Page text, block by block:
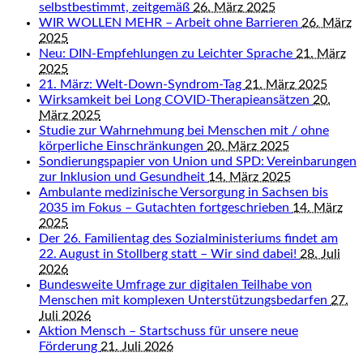
selbstbestimmt, zeitgemäß 26. März 2025
WIR WOLLEN MEHR – Arbeit ohne Barrieren 26. März
2025
Neu: DIN-Empfehlungen zu Leichter Sprache 21. März
2025
21. März: Welt-Down-Syndrom-Tag 21. März 2025
Wirksamkeit bei Long COVID-Therapieansätzen 20.
März 2025
Studie zur Wahrnehmung bei Menschen mit / ohne
körperliche Einschränkungen 20. März 2025
Sondierungspapier von Union und SPD: Vereinbarungen
zur Inklusion und Gesundheit 14. März 2025
Ambulante medizinische Versorgung in Sachsen bis
2035 im Fokus – Gutachten fortgeschrieben 14. März
2025
Der 26. Familientag des Sozialministeriums findet am
22. August in Stollberg statt – Wir sind dabei! 28. Juli
2026
Bundesweite Umfrage zur digitalen Teilhabe von
Menschen mit komplexen Unterstützungsbedarfen 27.
Juli 2026
Aktion Mensch – Startschuss für unsere neue
Förderung 21. Juli 2026